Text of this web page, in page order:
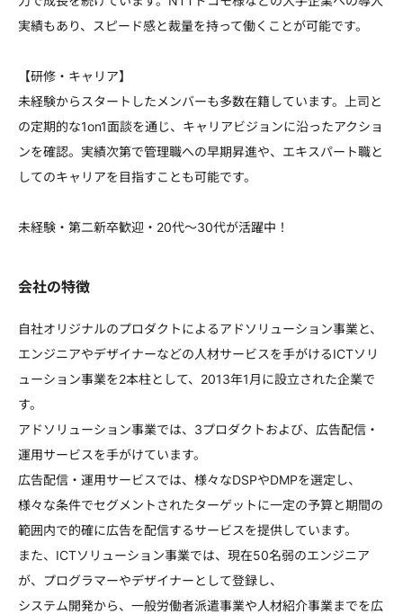
実績もあり、スピード感と裁量を持って働くことが可能です。
【研修・キャリア】
未経験からスタートしたメンバーも多数在籍しています。上司と
の定期的な1on1面談を通じ、キャリアビジョンに沿ったアクショ
ンを確認。実績次第で管理職への早期昇進や、エキスパート職と
してのキャリアを目指すことも可能です。
未経験・第二新卒歓迎・20代～30代が活躍中！
会社の特徴
自社オリジナルのプロダクトによるアドソリューション事業と、
エンジニアやデザイナーなどの人材サービスを手がけるICTソリ
ューション事業を2本柱として、2013年1月に設立された企業で
す。
アドソリューション事業では、3プロダクトおよび、広告配信・
運用サービスを手がけています。
広告配信・運用サービスでは、様々なDSPやDMPを選定し、
様々な条件でセグメントされたターゲットに一定の予算と期間の
範囲内で的確に広告を配信するサービスを提供しています。
また、ICTソリューション事業では、現在50名弱のエンジニア
が、プログラマーやデザイナーとして登録し、
システム開発から、一般労働者派遣事業や人材紹介事業までを広